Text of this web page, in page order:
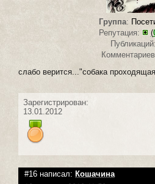
Группа:
Репутация:
(
слабо верится..."собака
Зарегистрирован:
13.01.2012
#16 написал: Кошачина